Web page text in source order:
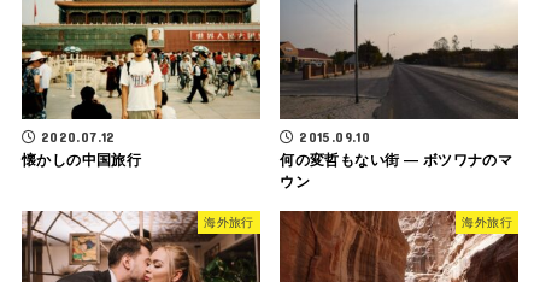
2020.07.12
懐かしの中国旅行
2015.09.10
何の変哲もない街 ― ボツワナのマ
ウン
海外旅行 海外旅行